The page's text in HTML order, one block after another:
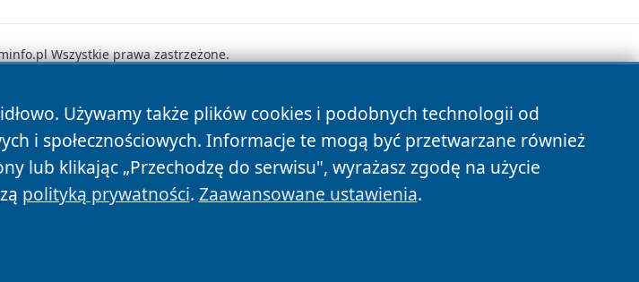
Używamy także plików cookies i podobnych technologii od
i społecznościowych. Informacje te mogą być przetwarzane również
lub klikając „Przechodzę do serwisu", wyrażasz zgodę na użycie
polityką prywatności. Zaawansowane ustawienia.
Wszystkie prawa zastrzeżone.
Prywatności Polityka Cookies